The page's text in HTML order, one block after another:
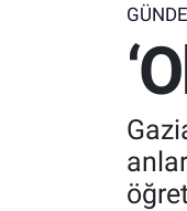
TEKNOLOJİ
Tüm Manşetler
Son Dakika
Haber Arşivi